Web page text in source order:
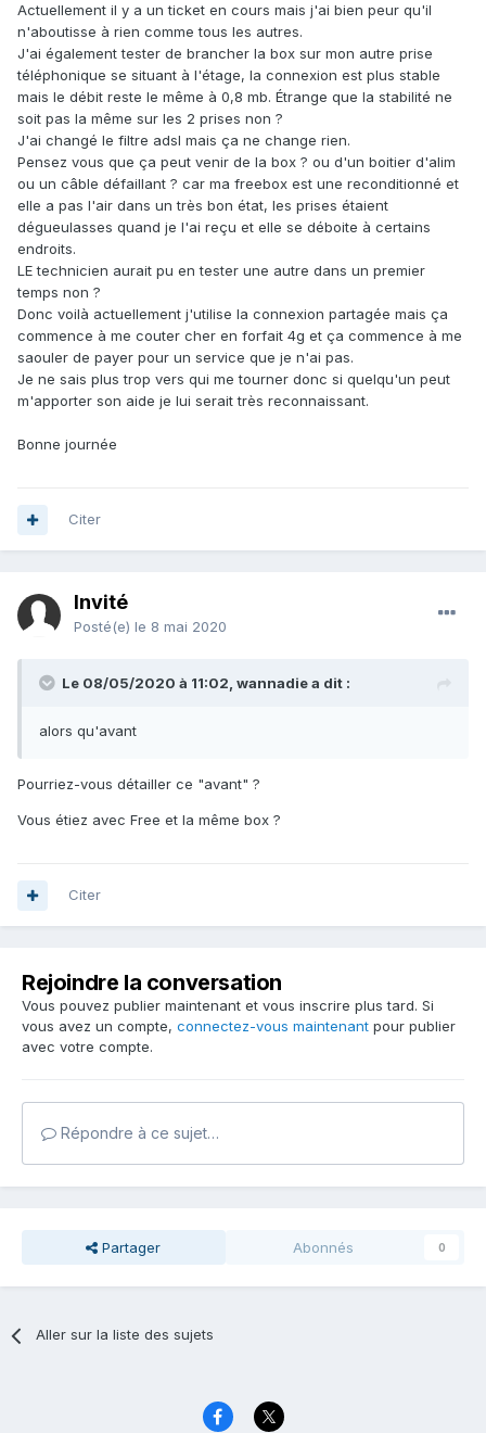
Actuellement il y a un ticket en cours mais j'ai bien peur qu'il
n'aboutisse à rien comme tous les autres.
J'ai également tester de brancher la box sur mon autre prise
téléphonique se situant à l'étage, la connexion est plus stable
mais le débit reste le même à 0,8 mb. Étrange que la stabilité ne
soit pas la même sur les 2 prises non ?
J'ai changé le filtre adsl mais ça ne change rien.
Pensez vous que ça peut venir de la box ? ou d'un boitier d'alim
ou un câble défaillant ? car ma freebox est une reconditionné et
elle a pas l'air dans un très bon état, les prises étaient
dégueulasses quand je l'ai reçu et elle se déboite à certains
endroits.
LE technicien aurait pu en tester une autre dans un premier
temps non ?
Donc voilà actuellement j'utilise la connexion partagée mais ça
commence à me couter cher en forfait 4g et ça commence à me
saouler de payer pour un service que je n'ai pas.
Je ne sais plus trop vers qui me tourner donc si quelqu'un peut
m'apporter son aide je lui serait très reconnaissant.
Bonne journée
Citer
Invité
Posté(e) le 8 mai 2020
Le 08/05/2020 à 11:02, wannadiea dit :
alors qu'avant
Pourriez-vous détailler ce "avant" ?
Vous étiez avec Free et la même box ?
Citer
Rejoindre la conversation
Vous pouvez publier maintenant et vous inscrire plus tard. Si
vous avez un compte, connectez-vous maintenant pour publier
avec votre compte.
Répondre à ce sujet…
Partager Abonnés 0
Aller sur la liste des sujets